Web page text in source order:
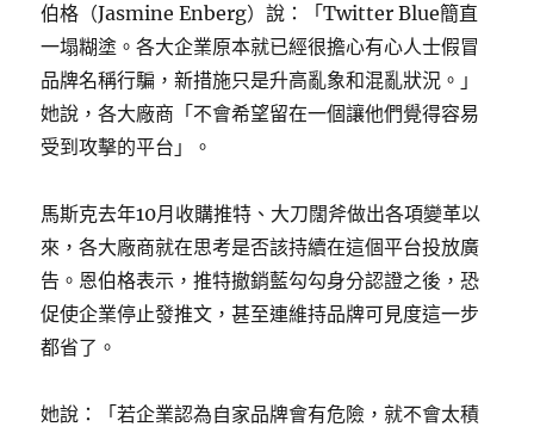
伯格（Jasmine Enberg）說：「Twitter Blue簡直
一塌糊塗。各大企業原本就已經很擔心有心人士假冒
品牌名稱行騙，新措施只是升高亂象和混亂狀況。」
她說，各大廠商「不會希望留在一個讓他們覺得容易
受到攻擊的平台」。
馬斯克去年10月收購推特、大刀闊斧做出各項變革以
來，各大廠商就在思考是否該持續在這個平台投放廣
告。恩伯格表示，推特撤銷藍勾勾身分認證之後，恐
促使企業停止發推文，甚至連維持品牌可見度這一步
都省了。
她說：「若企業認為自家品牌會有危險，就不會太積